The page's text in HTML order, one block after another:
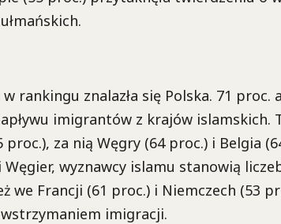
rankingu znalazła się Polska. 71 proc.
imigrantów z krajów islamskich.
proc.), za nią Węgry (64 proc.) i Belgia
wyznawcy islamu stanowią
we Francji (61 proc.) i Niemczech (53
imigracji.